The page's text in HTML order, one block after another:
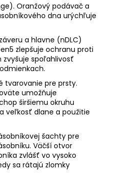
Oranžový podávač a
dna urýchľuje
a hlavne (nDLC)
zlepšuje ochranu proti
zvyšuje spoľahlivosť
tvarovanie pre prsty.
umožňuje
širšiemu okruhu
veľkosť dlane a použitie
šachty pre
Väčší otvor
zvlášť vo vysoko
sa rátajú zlomky